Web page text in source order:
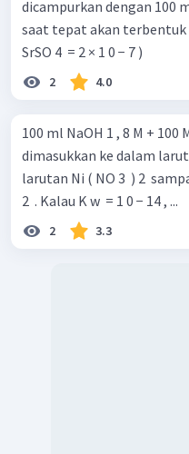
dicampurkan dengan 100
saat tepat akan terbentuk
SrSO 4 ​ = 2 × 1 0 − 7 )
2 4.0
100 ml NaOH 1 , 8 M + 100
dimasukkan ke dalam
larutan Ni ( NO 3 ​ ) 2
2 ​ . Kalau K w ​ = 1 0 − 14 , ...
2 3.3